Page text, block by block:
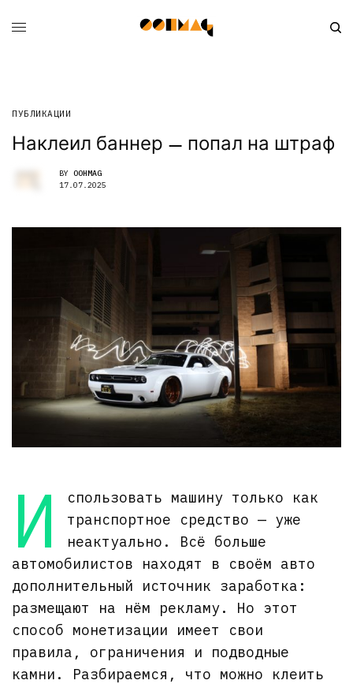
ПУБЛИКАЦИИ
Наклеил баннер — попал на штраф
BY OOHMAG
17.07.2025
И
спользовать машину только как
транспортное средство — уже
неактуально. Всё больше
автомобилистов находят в своём авто
дополнительный источник заработка:
размещают на нём рекламу. Но этот
способ монетизации имеет свои
правила, ограничения и подводные
камни. Разбираемся, что можно клеить